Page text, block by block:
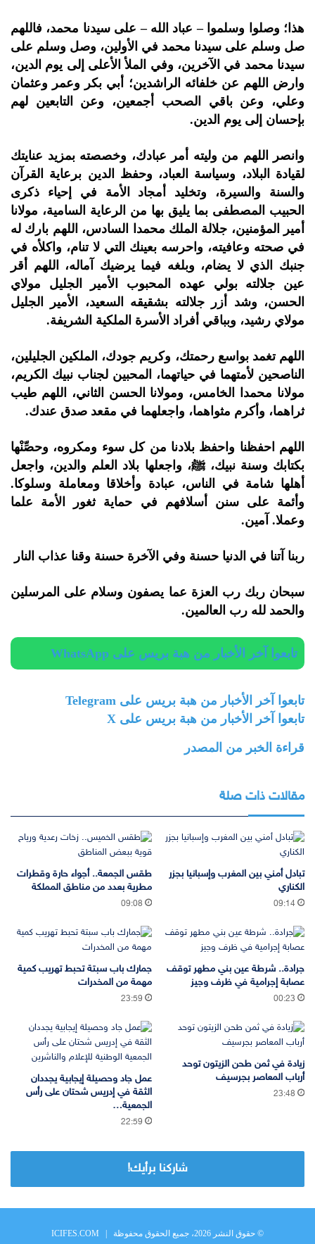
هذا؛ وصلوا وسلموا – عباد الله – على سيدنا محمد، فاللهم
صل وسلم على سيدنا محمد في الأولين، وصل وسلم على
سيدنا محمد في الآخرين، وفي الملأ الأعلى إلى يوم الدين،
وارض اللهم عن خلفائه الراشدين؛ أبي بكر وعمر وعثمان
وعلي، وعن باقي الصحب أجمعين، وعن التابعين لهم
بإحسان إلى يوم الدين.
وانصر اللهم من وليته أمر عبادك، وخصصته بمزيد عنايتك
لقيادة البلاد، وسياسة العباد، وحفظ الدين برعاية القرآن
والسنة والسيرة، وتخليد أمجاد الأمة في إحياء ذكرى
الحبيب المصطفى بما يليق بها من الرعاية السامية، مولانا
أمير المؤمنين، جلالة الملك محمدا السادس، اللهم بارك له
في صحته وعافيته، واحرسه بعينك التي لا تنام، واكلأه في
جنبك الذي لا يضام، وبلغه فيما يرضيك آماله، اللهم أقر
عين جلالته بولي عهده المحبوب الأمير الجليل مولاي
الحسن، وشد أزر جلالته بشقيقه السعيد، الأمير الجليل
مولاي رشيد، وبباقي أفراد الأسرة الملكية الشريفة.
اللهم تغمد بواسع رحمتك، وكريم جودك، الملكين الجليلين،
الناصحين لأمتهما في حياتهما، المحبين لجناب نبيك الكريم،
مولانا محمدا الخامس، ومولانا الحسن الثاني، اللهم طيب
ثراهما، وأكرم مثواهما، واجعلهما في مقعد صدق عندك.
اللهم احفظنا واحفظ بلادنا من كل سوء ومكروه، وحصِّنْها
بكتابك وسنة نبيك، ﷺ، واجعلها بلاد العلم والدين، واجعل
أهلها شامة في الناس، عبادة وأخلاقا ومعاملة وسلوكا.
وأئمة على سنن أسلافهم في حماية ثغور الأمة علما
وعملا. آمين.
ربنا آتنا في الدنيا حسنة وفي الآخرة حسنة وقنا عذاب النار
سبحان ربك رب العزة عما يصفون وسلام على المرسلين
والحمد لله رب العالمين.
تابعوا آخر الأخبار من هبة بريس على WhatsApp
تابعوا آخر الأخبار من هبة بريس على Telegram
تابعوا آخر الأخبار من هبة بريس على X
قراءة الخبر من المصدر
مقالات ذات صلة
تبادل أمني بين المغرب وإسبانيا بجزر
الكناري
09:14
طقس الجمعة.. أجواء حارة وقطرات
مطرية بعدد من مناطق المملكة
09:08
جرادة.. شرطة عين بني مطهر توقف
عصابة إجرامية في ظرف وجيز
00:23
جمارك باب سبتة تحبط تهريب كمية
مهمة من المخدرات
23:59
زيادة في ثمن طحن الزيتون توحد
أرباب المعاصر بجرسيف
23:48
عمل جاد وحصيلة إيجابية يجددان
الثقة في إدريس شحتان على رأس
الجمعية…
22:59
شاركنا برأيك!
© حقوق النشر 2026، جميع الحقوق محفوظة | ICIFES.COM